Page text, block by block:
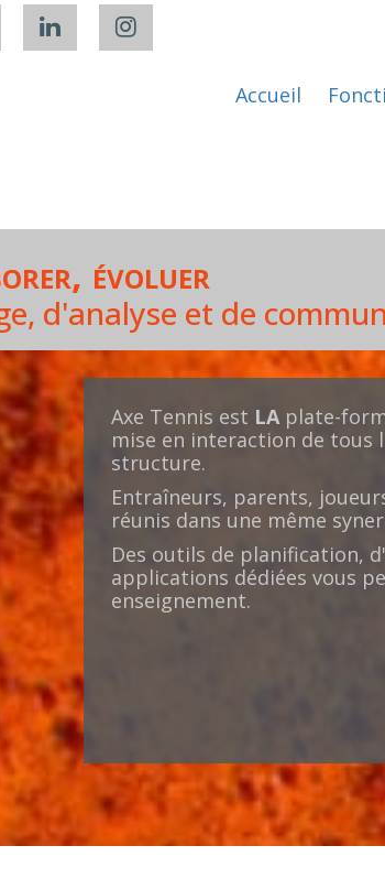
Accueil
évoluer
d'analyse et de
Axe Tennis est LAplate-
mise en interaction de tous
structure.
Entraîneurs, parents,
réunis dans une même
Des outils de planification,
applications dédiées vous
enseignement.